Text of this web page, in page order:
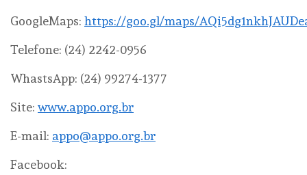
GoogleMaps: https://goo.gl/maps/
Telefone: (24) 2242-0956
WhastsApp: (24) 99274-1377
Site: www.appo.org.br
E-mail: appo@appo.org.br
Facebook: